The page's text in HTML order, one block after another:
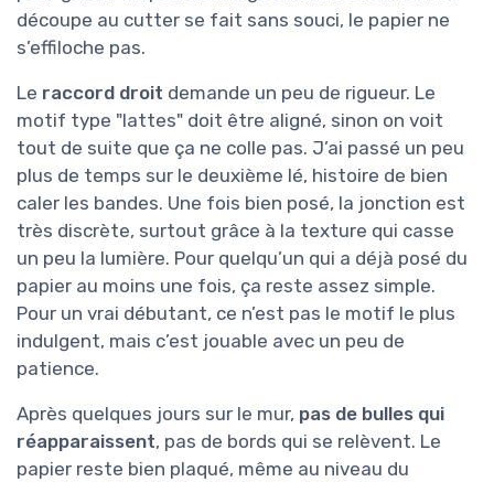
découpe au cutter se fait sans souci, le papier ne
s’effiloche pas.
Le raccord droit demande un peu de rigueur. Le
motif type "lattes" doit être aligné, sinon on voit
tout de suite que ça ne colle pas. J’ai passé un peu
plus de temps sur le deuxième lé, histoire de bien
caler les bandes. Une fois bien posé, la jonction est
très discrète, surtout grâce à la texture qui casse
un peu la lumière. Pour quelqu’un qui a déjà posé du
papier au moins une fois, ça reste assez simple.
Pour un vrai débutant, ce n’est pas le motif le plus
indulgent, mais c’est jouable avec un peu de
patience.
Après quelques jours sur le mur, pas de bulles qui
réapparaissent, pas de bords qui se relèvent. Le
papier reste bien plaqué, même au niveau du